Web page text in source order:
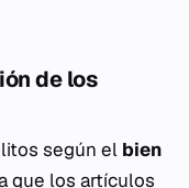
de los
según el bien
que los artículos